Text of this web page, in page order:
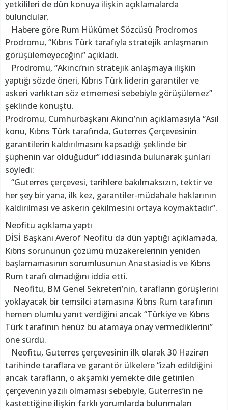
yetkilileri de dün konuya ilişkin açıklamalarda
bulundular.
Habere göre Rum Hükümet Sözcüsü Prodromos
Prodromu, “Kıbrıs Türk tarafıyla stratejik anlaşmanın
görüşülemeyeceğini” açıkladı.
Prodromu, “Akıncı’nın stratejik anlaşmaya ilişkin
yaptığı sözde öneri, Kıbrıs Türk liderin garantiler ve
askeri varlıktan söz etmemesi sebebiyle görüşülemez”
şeklinde konuştu.
Prodromu, Cumhurbaşkanı Akıncı’nın açıklamasıyla “Asıl
konu, Kıbrıs Türk tarafında, Guterres Çerçevesinin
garantilerin kaldırılmasını kapsadığı şeklinde bir
şüphenin var olduğudur” iddiasında bulunarak şunları
söyledi:
“Guterres çerçevesi, tarihlere bakılmaksızın, tektir ve
her şey bir yana, ilk kez, garantiler-müdahale haklarının
kaldırılması ve askerin çekilmesini ortaya koymaktadır”.
Neofitu açıklama yaptı
DİSİ Başkanı Averof Neofitu da dün yaptığı açıklamada,
Kıbrıs sorununun çözümü müzakerelerinin yeniden
başlamamasının sorumlusunun Anastasiadis ve Kıbrıs
Rum tarafı olmadığını iddia etti.
Neofitu, BM Genel Sekreteri’nin, tarafların görüşlerini
yoklayacak bir temsilci atamasına Kıbrıs Rum tarafının
hemen olumlu yanıt verdiğini ancak “Türkiye ve Kıbrıs
Türk tarafının henüz bu atamaya onay vermediklerini”
öne sürdü.
Neofitu, Guterres çerçevesinin ilk olarak 30 Haziran
tarihinde taraflara ve garantör ülkelere “izah edildiğini
ancak tarafların, o akşamki yemekte dile getirilen
çerçevenin yazılı olmaması sebebiyle, Guterres’in ne
kastettiğine ilişkin farklı yorumlarda bulunmaları